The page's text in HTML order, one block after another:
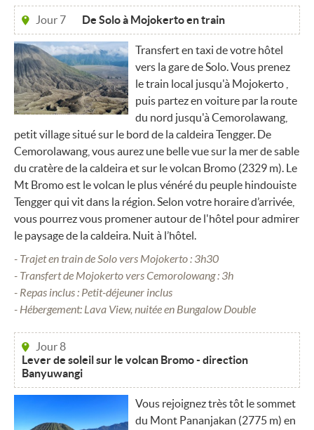
Jour 7 De Solo à Mojokerto en train
Transfert en taxi de votre hôtel
vers la gare de Solo. Vous prenez
le train local jusqu'à Mojokerto ,
puis partez en voiture par la route
du nord jusqu'à Cemorolawang,
petit village situé sur le bord de la caldeira Tengger. De
Cemorolawang, vous aurez une belle vue sur la mer de sable
du cratère de la caldeira et sur le volcan Bromo (2329 m). Le
Mt Bromo est le volcan le plus vénéré du peuple hindouiste
Tengger qui vit dans la région. Selon votre horaire d’arrivée,
vous pourrez vous promener autour de l'hôtel pour admirer
le paysage de la caldeira. Nuit à l’hôtel.
- Trajet en train de Solo vers Mojokerto : 3h30
- Transfert de Mojokerto vers Cemorolowang : 3h
- Repas inclus : Petit-déjeuner inclus
- Hébergement: Lava View, nuitée en Bungalow Double
Jour 8
Lever de soleil sur le volcan Bromo - direction
Banyuwangi
Vous rejoignez très tôt le sommet
du Mont Pananjakan (2775 m) en